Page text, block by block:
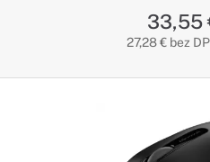
33,55
27,28 € bez